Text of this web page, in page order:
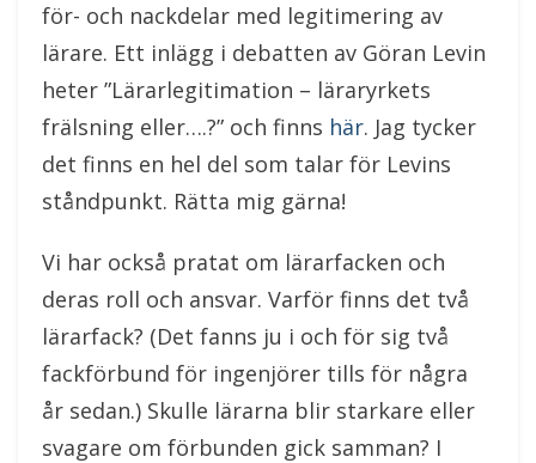
för- och nackdelar med legitimering av
lärare. Ett inlägg i debatten av Göran Levin
heter ”Lärarlegitimation – läraryrkets
frälsning eller….?” och finns här. Jag tycker
det finns en hel del som talar för Levins
ståndpunkt. Rätta mig gärna!
Vi har också pratat om lärarfacken och
deras roll och ansvar. Varför finns det två
lärarfack? (Det fanns ju i och för sig två
fackförbund för ingenjörer tills för några
år sedan.) Skulle lärarna blir starkare eller
svagare om förbunden gick samman? I